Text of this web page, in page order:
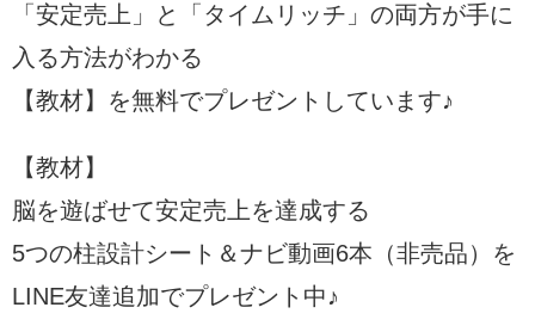
「安定売上」と「タイムリッチ」の両方が手に
入る方法がわかる
【教材】を無料でプレゼントしています♪
【教材】
脳を遊ばせて安定売上を達成する
5つの柱設計シート＆ナビ動画6本（非売品）を
LINE友達追加でプレゼント中♪